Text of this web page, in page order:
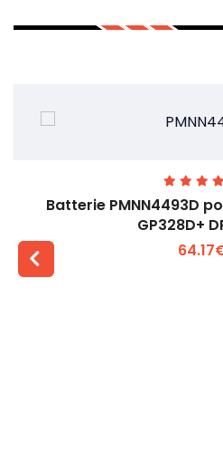
Batterie PMNN4493D
GP328D+